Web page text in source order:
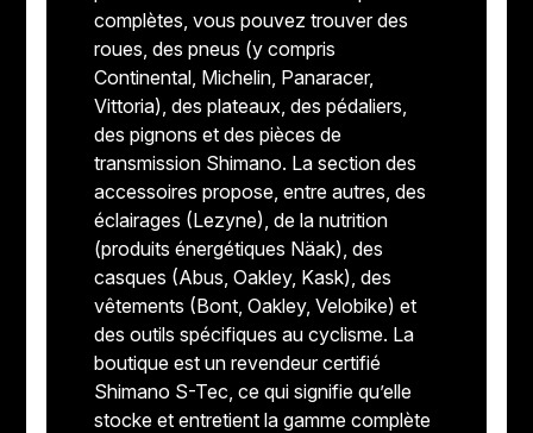
complètes, vous pouvez trouver des
roues, des pneus (y compris
Continental, Michelin, Panaracer,
Vittoria), des plateaux, des pédaliers,
des pignons et des pièces de
transmission Shimano. La section des
accessoires propose, entre autres, des
éclairages (Lezyne), de la nutrition
(produits énergétiques Näak), des
casques (Abus, Oakley, Kask), des
vêtements (Bont, Oakley, Velobike) et
des outils spécifiques au cyclisme. La
boutique est un revendeur certifié
Shimano S-Tec, ce qui signifie qu’elle
stocke et entretient la gamme complète